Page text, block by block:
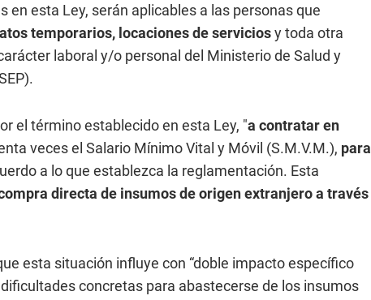
esta Ley, serán aplicables a las personas que
temporarios, locaciones de serviciosy toda otra
laboral y/o personal del Ministerio de Salud y
el término establecido en esta Ley, "a contratar en
veces el Salario Mínimo Vital y Móvil (S.M.V.M.), para
a lo que establezca la reglamentación. Esta
directa de insumos de origen extranjero a través
esta situación influye con “doble impacto específico
concretas para abastecerse de los insumos